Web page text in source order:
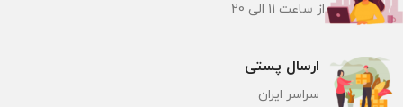
ارسال پستی
سراسر ایران
از ساعت 11 الی 20